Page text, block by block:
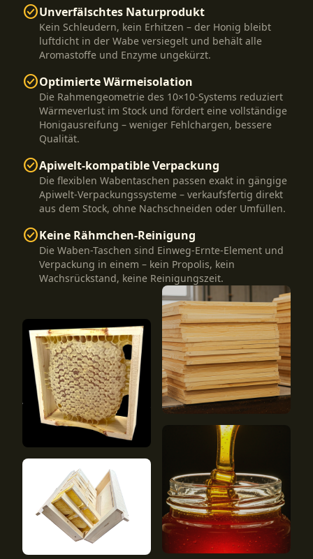
check_circleUnverfälschtes Naturprodukt
Kein Schleudern, kein Erhitzen – der Honig bleibt
luftdicht in der Wabe versiegelt und behält alle
Aromastoffe und Enzyme ungekürzt.
check_circleOptimierte Wärmeisolation
Die Rahmengeometrie des 10×10-Systems reduziert
Wärmeverlust im Stock und fördert eine vollständige
Honigausreifung – weniger Fehlchargen, bessere
Qualität.
check_circleApiwelt-kompatible Verpackung
Die flexiblen Wabentaschen passen exakt in gängige
Apiwelt-Verpackungssysteme – verkaufsfertig direkt
aus dem Stock, ohne Nachschneiden oder Umfüllen.
check_circleKeine Rähmchen-Reinigung
Die Waben-Taschen sind Einweg-Ernte-Element und
Verpackung in einem – kein Propolis, kein
Wachsrückstand, keine Reinigungszeit.